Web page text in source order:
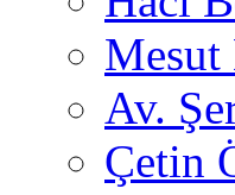
Mesut
Av.
Çetin